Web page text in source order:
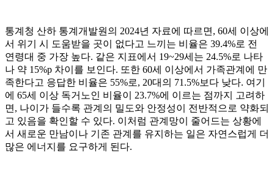
통계청 산하 통계개발원의 2024년 자료에 따르면, 60세 이상에
서 위기 시 도움받을 곳이 없다고 느끼는 비율은 39.4%로 전
연령대 중 가장 높다. 같은 지표에서 19~29세는 24.5%로 나타
나 약 15%p 차이를 보인다. 또한 60세 이상에서 가족관계에 만
족한다고 응답한 비율은 55%로, 20대의 71.5%보다 낮다. 여기
에 65세 이상 독거노인 비율이 23.7%에 이르는 점까지 고려하
면, 나이가 들수록 관계의 밀도와 안정성이 전반적으로 약화되
고 있음을 확인할 수 있다. 이처럼 관계망이 줄어드는 상황에
서 새로운 만남이나 기존 관계를 유지하는 일은 자연스럽게 더
많은 에너지를 요구하게 된다.